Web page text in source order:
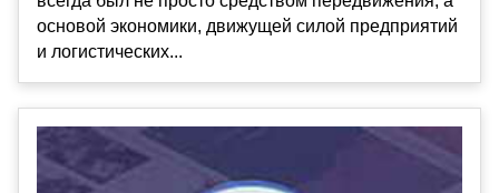
основой экономики, движущей силой предприятий
и логистических...